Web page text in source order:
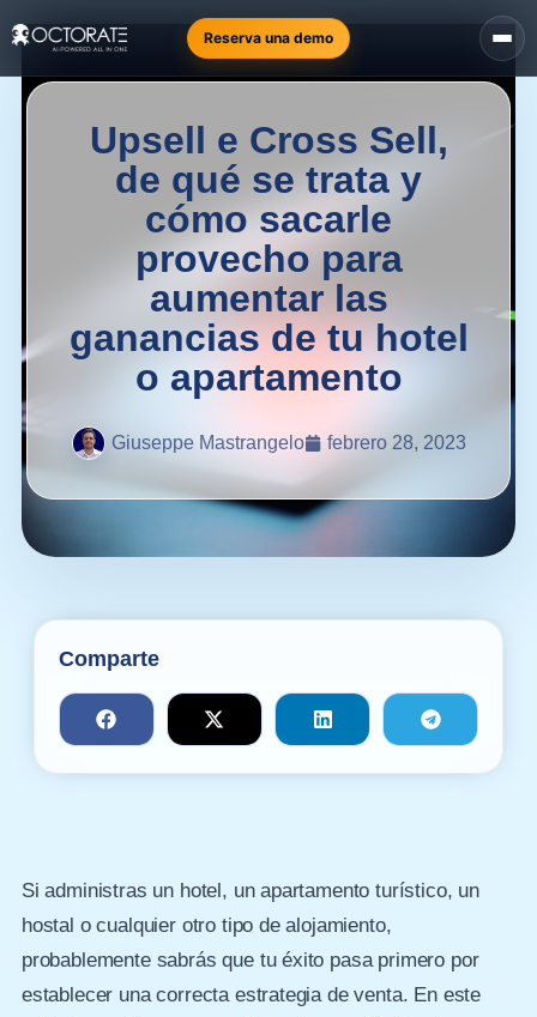
Reserva una demo
Upsell e Cross Sell,
de qué se trata y
cómo sacarle
provecho para
aumentar las
ganancias de tu hotel
o apartamento
Giuseppe Mastrangelo febrero 28, 2023
Comparte
Si administras un hotel, un apartamento turístico, un
hostal o cualquier otro tipo de alojamiento,
probablemente sabrás que tu éxito pasa primero por
establecer una correcta estrategia de venta. En este